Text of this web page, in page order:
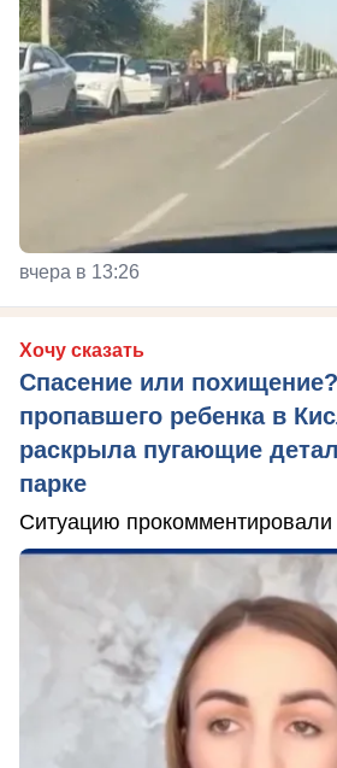
вчера в 13:26
Хочу сказать
Спасение или
пропавшего ребенка в
раскрыла пугающие
парке
Ситуацию